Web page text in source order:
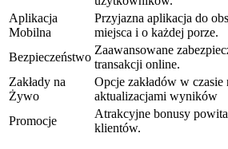
Aplikacja
Mobilna
Przyjazna aplikacja do
miejsca i o każdej porze.
Bezpieczeństwo
Zaawansowane
transakcji online.
Zakłady na
Żywo
Opcje zakładów w
aktualizacjami wyników
Promocje
Atrakcyjne bonusy
klientów.